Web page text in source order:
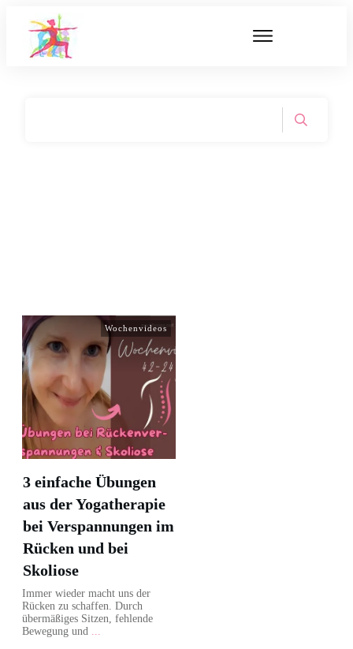
Wochenvideos
3 einfache Übungen
aus der Yogatherapie
bei Verspannungen im
Rücken und bei
Skoliose
Immer wieder macht uns der
Rücken zu schaffen. Durch
übermäßiges Sitzen, fehlende
Bewegung und ...